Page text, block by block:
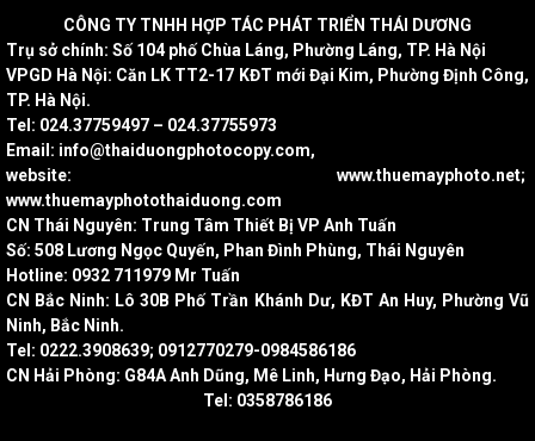
CÔNG TY TNHH HỢP TÁC PHÁT TRIỂN THÁI DƯƠNG
Trụ sở chính: Số 104 phố Chùa Láng, Phường Láng, TP. Hà Nội
VPGD Hà Nội: Căn LK TT2-17 KĐT mới Đại Kim, Phường Định Công,
TP. Hà Nội.
Tel: 024.37759497 – 024.37755973
Email: info@thaiduongphotocopy.com,
website: www.thuemayphoto.net;
www.thuemayphotothaiduong.com
CN Thái Nguyên: Trung Tâm Thiết Bị VP Anh Tuấn
Số: 508 Lương Ngọc Quyến, Phan Đình Phùng, Thái Nguyên
Hotline: 0932 711979 Mr Tuấn
CN Bắc Ninh: Lô 30B Phố Trần Khánh Dư, KĐT An Huy, Phường Vũ
Ninh, Bắc Ninh.
Tel: 0222.3908639; 0912770279-0984586186
CN Hải Phòng: G84A Anh Dũng, Mê Linh, Hưng Đạo, Hải Phòng.
Tel: 0358786186